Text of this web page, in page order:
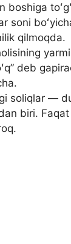
boshiga
soni
qilmoqda.
deb
soliqlar —
biri.